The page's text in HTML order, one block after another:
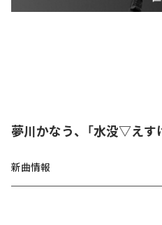
夢川かなう、「水没▽えす
新曲情報